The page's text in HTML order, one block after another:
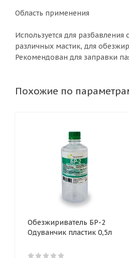
Область применения
Используется для
различных мастик, для
Рекомендован для заправки
Похожие по
Обезжириватель БР-2
Одуванчик пластик 0,5л